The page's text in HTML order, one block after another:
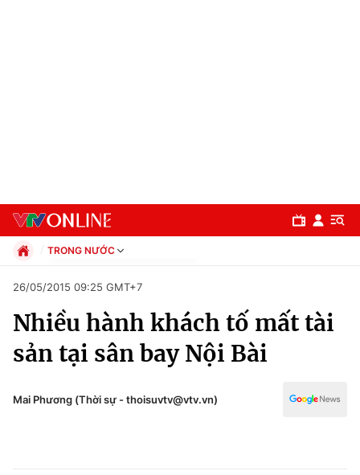
Chuyên mục
Chính trị
TRONG NƯỚC
Xã hội
Pháp luật
Thể thao
Văn hóa - Giải trí
26/05/2015 09:25 GMT+7
Nhiều hành khách tố mất tài
sản tại sân bay Nội Bài
Mai Phương (Thời sự - thoisuvtv@vtv.vn)